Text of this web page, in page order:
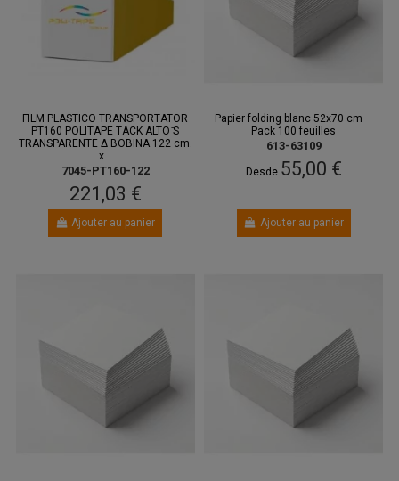
FILM PLASTICO TRANSPORTATOR
PT160 POLITAPE TACK ALTO ̄S
TRANSPARENTE Δ BOBINA 122 cm.
x...
7045-PT160-122
221,03 €
Ajouter au panier
Papier folding blanc 52x70 cm —
Pack 100 feuilles
613-63109
Desde 55,00 €
Ajouter au panier